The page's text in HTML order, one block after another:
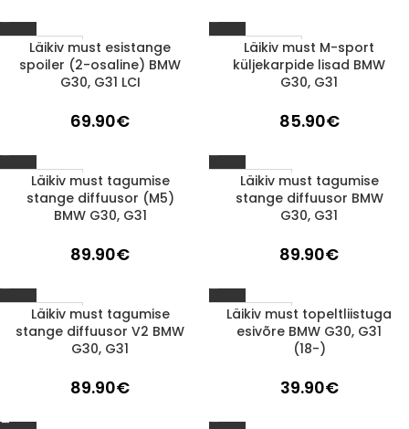
1-3 d.d.
Läikiv must esistange
spoiler (2-osaline) BMW
G30, G31 LCI
69.90€
Läbimüüdud
Läikiv must M-sport
küljekarpide lisad BMW
G30, G31
85.90€
1-3 d.d.
Läikiv must tagumise
stange diffuusor (M5)
BMW G30, G31
89.90€
1-3 d.d.
Läikiv must tagumise
stange diffuusor BMW
G30, G31
89.90€
1-3 d.d.
Läikiv must tagumise
stange diffuusor V2 BMW
G30, G31
89.90€
1-3 d.d.
Läikiv must topeltliistuga
esivõre BMW G30, G31
(18-)
39.90€